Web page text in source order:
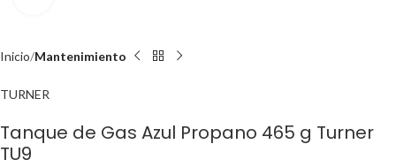
Inicio Mantenimiento
TURNER
Tanque de Gas Azul Propano 465 g Turner
TU9